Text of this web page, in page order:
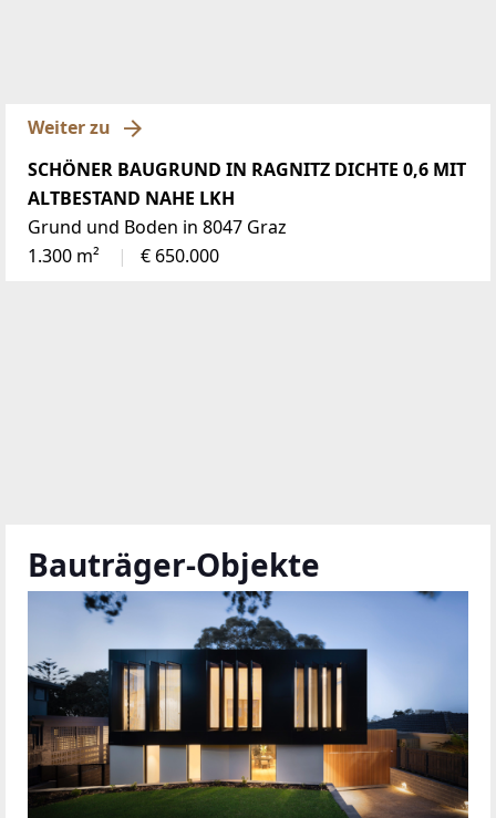
Weiter zu
SCHÖNER BAUGRUND IN RAGNITZ DICHTE 0,6 MIT
ALTBESTAND NAHE LKH
Grund und Boden in 8047 Graz
1.300 m²
€ 650.000
Bauträger-Objekte